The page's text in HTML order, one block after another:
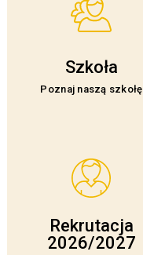
Szkoła
Poznaj naszą szkołę
Rekrutacja
2026/2027